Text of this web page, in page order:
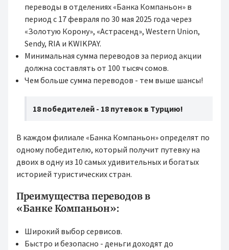
переводы в отделениях «Банка Компаньон» в
период с 17 февраля по 30 мая 2025 года через
«Золотую Корону», «Астрасенд», Western Union,
Sendy, RIA и KWIKPAY.
Минимальная сумма переводов за период акции
должна составлять от 100 тысяч сомов.
Чем больше сумма переводов - тем выше шансы!
18 победителей - 18 путевок в Турцию!
В каждом филиале «Банка Компаньон» определят по
одному победителю, который получит путевку на
двоих в одну из 10 самых удивительных и богатых
историей туристических стран.
Преимущества переводов в
«БанкеКомпаньон»:
Широкий выбор сервисов.
Быстро и безопасно - деньги доходят до